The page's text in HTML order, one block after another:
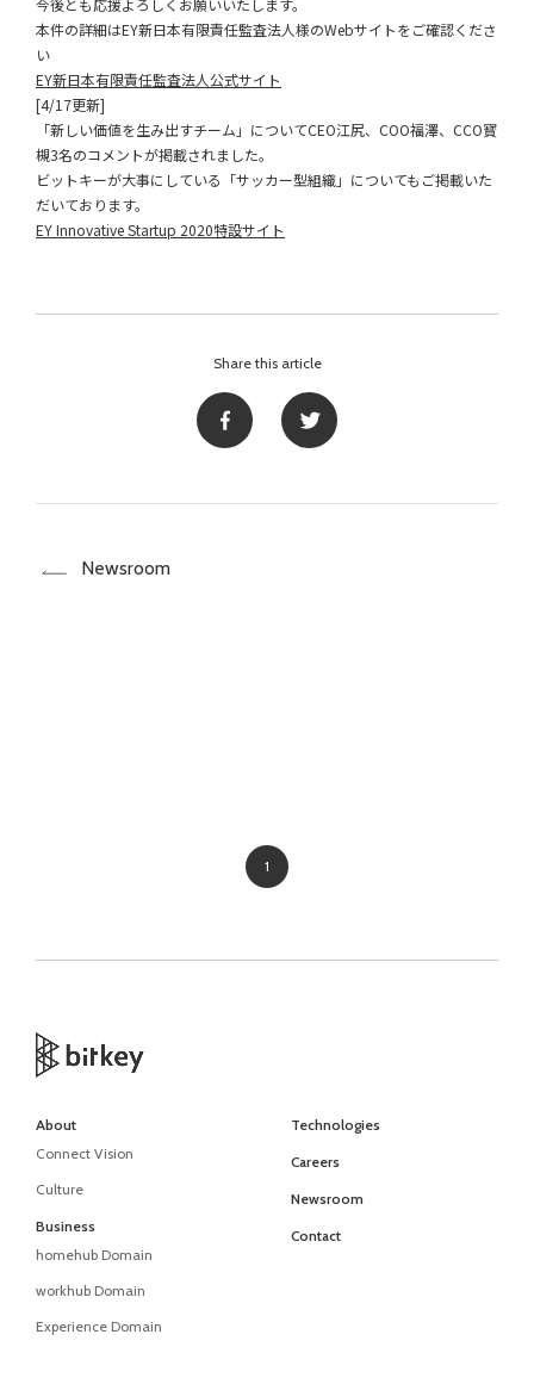
今後とも応援よろしくお願いいたします。
本件の詳細はEY新日本有限責任監査法人様のWebサイトをご確認くださ
い
EY新日本有限責任監査法人公式サイト
[4/17更新]
「新しい価値を生み出すチーム」についてCEO江尻、COO福澤、CCO寳
槻3名のコメントが掲載されました。
ビットキーが大事にしている「サッカー型組織」についてもご掲載いた
だいております。
EY Innovative Startup 2020特設サイト
Share this article
Newsroom
1
About
Connect Vision
Culture
Business
homehub Domain
workhub Domain
Experience Domain
Technologies
Careers
Newsroom
Contact